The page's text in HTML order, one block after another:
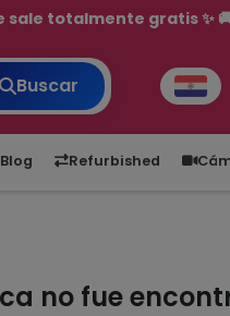
sale totalmente gratis ✨
tarjetas adheridas!
Buscar
Blog Refurbished
5.22 1,900 1.00
no fue